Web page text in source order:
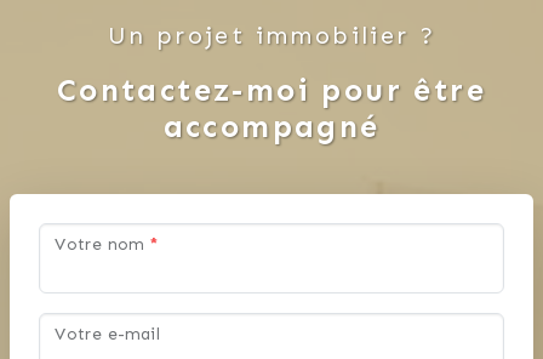
Un projet immobilier ?
Contactez-moi pour être
accompagné
Votre nom *
Votre e-mail